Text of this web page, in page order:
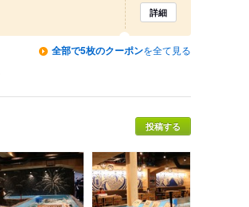
詳細
全部で5枚のクーポンを全て見る
投稿する